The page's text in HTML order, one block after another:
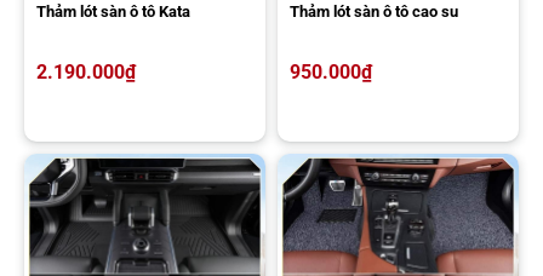
Thảm lót sàn ô tô Kata
2.190.000₫
Thảm lót sàn ô tô cao su
950.000₫
Thảm
Cấu
tạo
(Gồm
lớp da
và lớp
cao su
rối trên
cùng)
(Không
có lớp
cao su
rối trên
cùng)
chỉ có 4
lớp, thiếu
cao su
rối, cấu
trúc đơn
giản hơn
duy
nhất,
mỏng,
linh
hoạt
bản
gồm
lớp sợi
nỉ (mặt
trên)
và lớp